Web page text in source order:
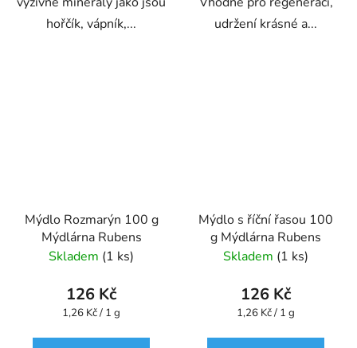
hořčík, vápník,...
udržení krásné a...
Mýdlo Rozmarýn 100 g
Mýdlárna Rubens
Skladem (1 ks)
126 Kč
Měrná
1,26 Kč / 1 g
Mýdlo s říční řasou 100
g Mýdlárna Rubens
Skladem (1 ks)
126 Kč
Měrná
1,26 Kč / 1 g